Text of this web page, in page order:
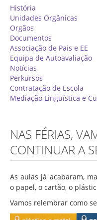
Oferta Formativa
Matrículas
Critérios Específicos
Ensino
Horários
Educação Especial
Atividades do 1º Ciclo
Clubes & Projetos
Exames
Associação de
Erasmus+
Calendário Escolar
História
Unidades Orgânicas
Orgãos
Documentos
Associação de Pais e EE
Equipa de Autoavaliação
Notícias
Perkursos
Contratação de Escola
Mediação Linguística e
NAS FÉRIAS,
CONTINUAR A
As aulas já acabaram,
o papel, o cartão, o
Vamos relembrar como